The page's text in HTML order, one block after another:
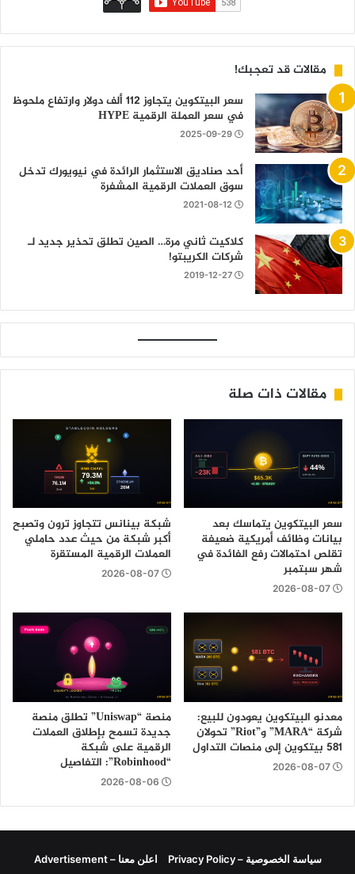
مقالات قد تعجبك!
سعر البيتكوين يتجاوز 112 ألف دولار وارتفاع ملحوظ
في سعر العملة الرقمية HYPE
2025-09-29
أحد صناديق الاستثمار الرائدة في نيويورك تدخل
سوق العملات الرقمية المشفرة
2021-08-12
كلاكيت ثاني مرة… الصين تطلق تحذير جديد لـ
شركات الكريبتو!
2019-12-27
مقالات ذات صلة
سعر البيتكوين يتماسك بعد
بيانات وظائف أمريكية ضعيفة
تقلص احتمالات رفع الفائدة في
شهر سبتمبر
2026-08-07
شبكة بينانس تتجاوز ترون وتصبح
أكبر شبكة من حيث عدد حاملي
العملات الرقمية المستقرة
2026-08-07
معدنو البيتكوين يعودون للبيع:
شركة “MARA” و”Riot” تحولان
581 بيتكوين إلى منصات التداول
2026-08-07
منصة “Uniswap” تطلق منصة
جديدة تسمح بإطلاق العملات
الرقمية على شبكة
“Robinhood”: التفاصيل
2026-08-06
سياسة الخصوصية – Privacy Policy اعلن معنا – Advertisement